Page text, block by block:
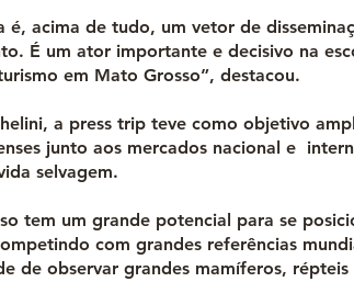
é, acima de tudo, um vetor de
É um ator importante e decisivo na
em Mato Grosso”, destacou.
a press trip teve como objetivo
junto aos mercados nacional e
selvagem.
tem um grande potencial para se
com grandes referências
de observar grandes mamíferos,